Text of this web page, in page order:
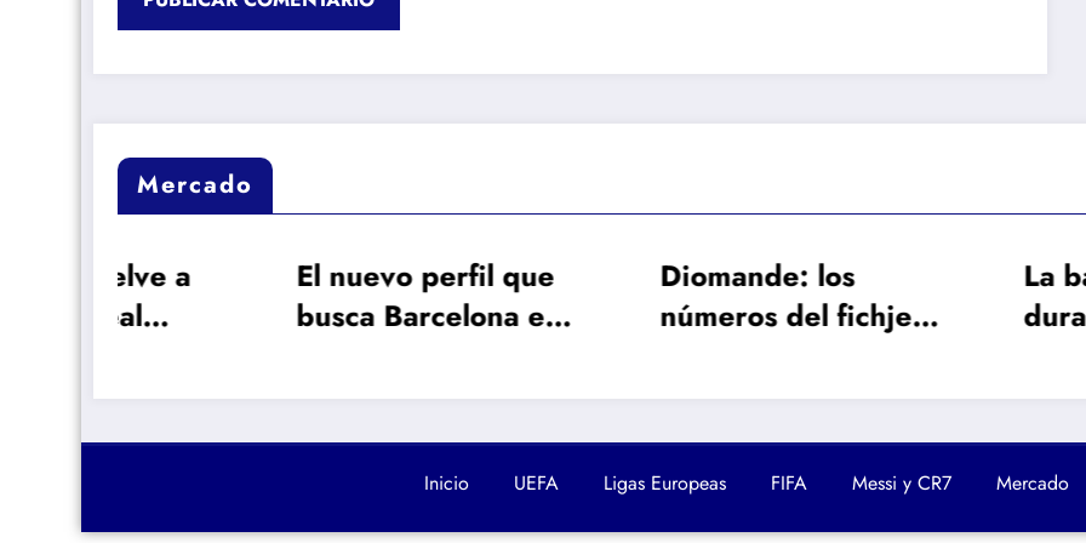
Mercado
El nuevo perfil que
busca Barcelona en
Diomande: los
números del fichje
historia del Real
Madrid
La baja de larga
duración de
Barcelona a
un galáctico
Inicio UEFA Ligas Europeas FIFA Messi y CR7 Mercado